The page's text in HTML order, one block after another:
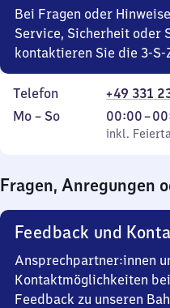
Bei Fragen oder
Service, Sicherheit oder
kontaktieren Sie die 3-
Telefon
+49 331
Montag
Mo – So,
inkl. Feiertage
00:00–
Von
0
0
Uhr
inkl.
Fragen, Anregungen
Feedback und
Ansprechpartner:innen
Kontaktmöglichkeiten
Feedback zu unseren